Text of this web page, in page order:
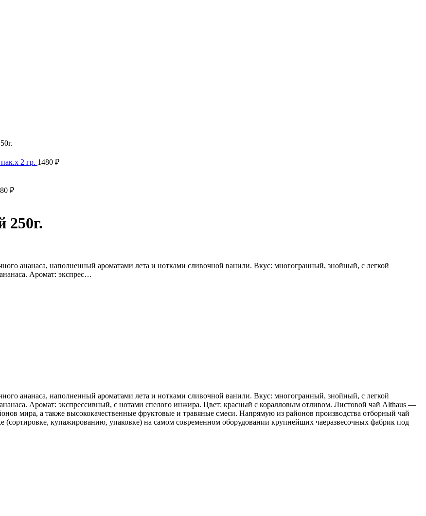
2 гр. 1480 ₽
₽
250г.
ананаса, наполненный ароматами лета и нотками сливочной ванили. Вкус: многогранный, знойный, с легкой
Аромат: экспрес…
ананаса, наполненный ароматами лета и нотками сливочной ванили. Вкус: многогранный, знойный, с легкой
Аромат: экспрессивный, с нотами спелого инжира. Цвет: красный с коралловым отливом. Листовой чай Althaus —
мира, а также высококачественные фруктовые и травяные смеси. Напрямую из районов производства отборный чай
(сортировке, купажированию, упаковке) на самом современном оборудовании крупнейших чаеразвесочных фабрик под